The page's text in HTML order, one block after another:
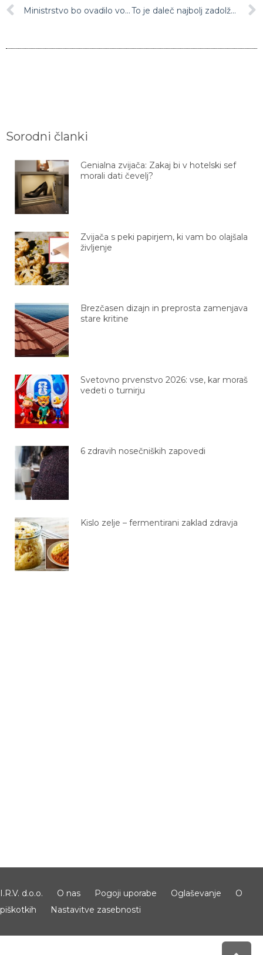
Ministrstvo bo ovadilo vodstvo celjske bolnišnice zaradi suma povzročitve smrti iz malomarnosti To je daleč najbolj zadolžena občina v Sloveniji
Sorodni članki
Genialna zvijača: Zakaj bi v hotelski sef
morali dati čevelj?
Zvijača s peki papirjem, ki vam bo olajšala
življenje
Brezčasen dizajn in preprosta zamenjava
stare kritine
Svetovno prvenstvo 2026: vse, kar moraš
vedeti o turnirju
6 zdravih nosečniških zapovedi
Kislo zelje – fermentirani zaklad zdravja
I.R.V. d.o.o. O nas Pogoji uporabe Oglaševanje
O
piškotkih
Nastavitve zasebnosti